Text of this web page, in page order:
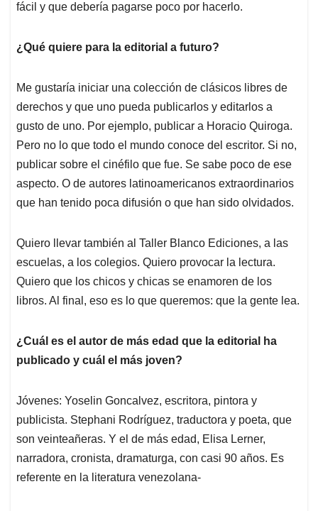
fácil y que debería pagarse poco por hacerlo.
¿Qué quiere para la editorial a futuro?
Me gustaría iniciar una colección de clásicos libres de
derechos y que uno pueda publicarlos y editarlos a
gusto de uno. Por ejemplo, publicar a Horacio Quiroga.
Pero no lo que todo el mundo conoce del escritor. Si no,
publicar sobre el cinéfilo que fue. Se sabe poco de ese
aspecto. O de autores latinoamericanos extraordinarios
que han tenido poca difusión o que han sido olvidados.
Quiero llevar también al Taller Blanco Ediciones, a las
escuelas, a los colegios. Quiero provocar la lectura.
Quiero que los chicos y chicas se enamoren de los
libros. Al final, eso es lo que queremos: que la gente lea.
¿Cuál es el autor de más edad que la editorial ha
publicado y cuál el más joven?
Jóvenes: Yoselin Goncalvez, escritora, pintora y
publicista. Stephani Rodríguez, traductora y poeta, que
son veinteañeras. Y el de más edad, Elisa Lerner,
narradora, cronista, dramaturga, con casi 90 años. Es
referente en la literatura venezolana-